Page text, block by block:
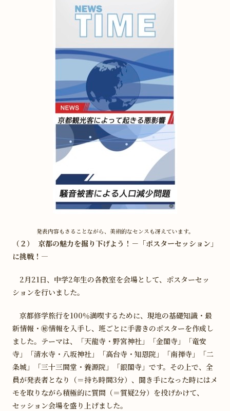
発表内容もさることながら、美術的なセンスも冴えています。
（２） 京都の魅力を掘り下げよう！－「ポスターセッション」
に挑戦！―
2月21日、中学2年生の各教室を会場として、ポスターセッ
ションを行いました。
京都修学旅行を100％満喫するために、現地の基礎知識・最
新情報・㊙情報を入手し、班ごとに手書きのポスターを作成し
ました。テーマは、「天龍寺・野宮神社」「金閣寺」「竜安
寺」「清水寺・八坂神社」「高台寺・知恩院」「南禅寺」「二
条城」「三十三間堂・養源院」「銀閣寺」です。その上で、全
員が発表者となり（＝持ち時間3分）、聞き手になった時にはメ
モを取りながら積極的に質問（＝質疑2分）を投げかけて、
セッション会場を盛り上げました。